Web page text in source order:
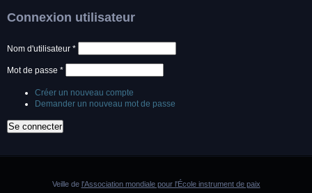
Connexion utilisateur
Nom d'utilisateur *
Mot de passe *
Créer un nouveau compte
Demander un nouveau mot de passe
Veille de l'Association mondiale pour l'École instrument de paix